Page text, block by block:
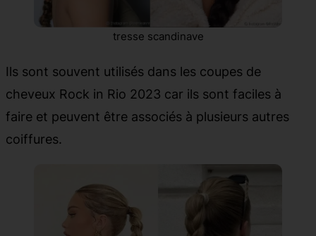
tresse scandinave
Ils sont souvent utilisés dans les coupes de
cheveux Rock in Rio 2023 car ils sont faciles à
faire et peuvent être associés à plusieurs autres
coiffures.